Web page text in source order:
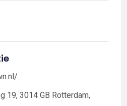
19, 3014 GB Rotterdam,